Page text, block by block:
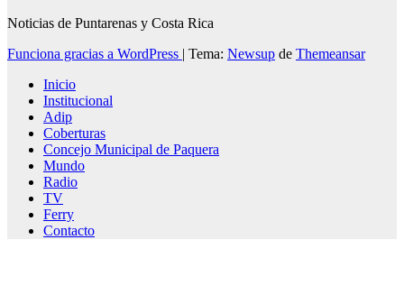
Noticias de Puntarenas y Costa Rica
Funciona gracias a WordPress | Tema: Newsup de Themeansar
Inicio
Institucional
Adip
Coberturas
Concejo Municipal de Paquera
Mundo
Radio
TV
Ferry
Contacto